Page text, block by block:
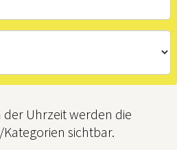
der Uhrzeit werden die
sichtbar.